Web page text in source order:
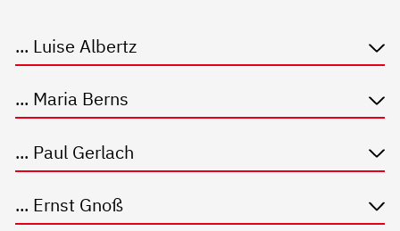
... Luise Albertz
... Maria Berns
... Paul Gerlach
... Ernst Gnoß